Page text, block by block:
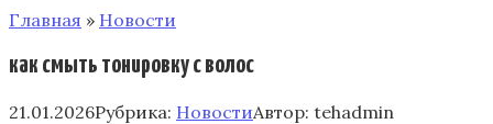
Главная » Новости
как смыть тонировку с волос
21.01.2026Рубрика: НовостиАвтор: tehadmin